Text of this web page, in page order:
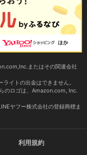
またはその関連会社
イトの出金はできません。
のロゴは、Amazon.com, Inc.
ヤフー株式会社の登録商標ま
利用規約